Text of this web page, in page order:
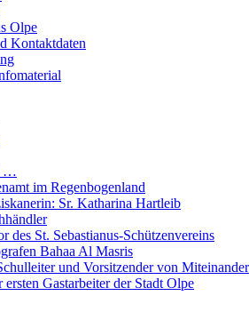
Olpe
Kontaktdaten
…
im Regenbogenland
Sr. Katharina Hartleib
des St. Sebastianus-Schützenvereins
Bahaa Al Masris
und Vorsitzender von
Gastarbeiter der Stadt Olpe